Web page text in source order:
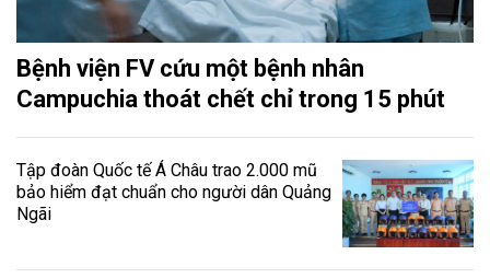
Bệnh viện FV cứu một bệnh nhân
Campuchia thoát chết chỉ trong 15 phút
Tập đoàn Quốc tế Á Châu trao 2.000 mũ
bảo hiểm đạt chuẩn cho người dân Quảng
Ngãi